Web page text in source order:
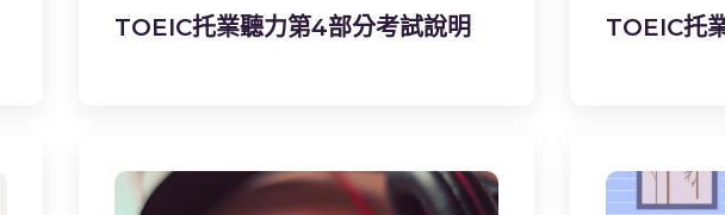
TOEIC托業聽力第4部分考試說明 TOEIC托